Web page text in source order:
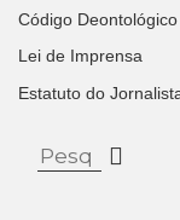
Código Deontológico
Lei de Imprensa
Estatuto do